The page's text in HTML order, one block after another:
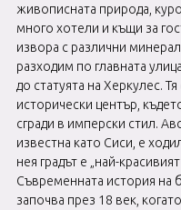
живописната природа,
много хотели и къщи за
извора с различни
разходим по главната
до статуята на Херкулес.
исторически център,
сгради в имперски стил.
известна като Сиси, е
нея градът е „най-
Съвременната история на
започва през 18 век,